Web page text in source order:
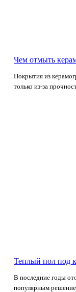
Чем отмыть
Покрытия из
только из-за
Теплый пол под
В последние годы
популярным